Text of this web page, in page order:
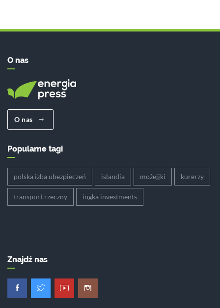
O nas
O nas
Popularne tagi
polska izba ubezpieczeń islandia możejjki kurerzy
transport rzeczny ingka investments
Znajdź nas